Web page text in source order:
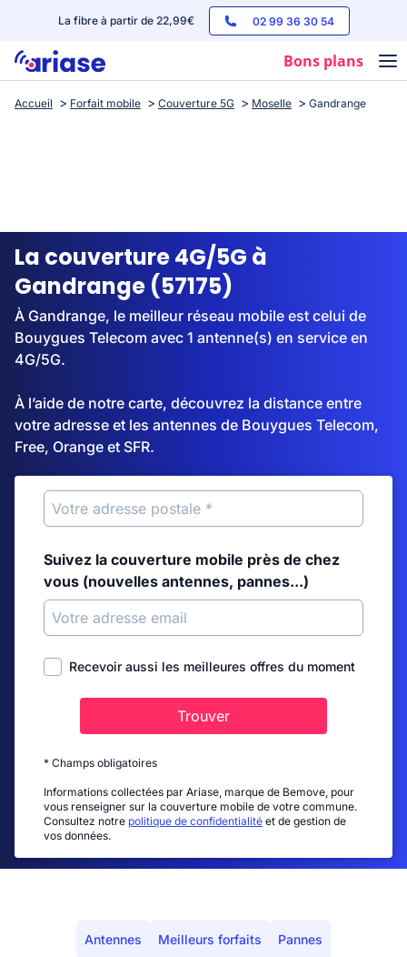
La fibre à partir de 22,99€ 02 99 36 30 54
Bons plans
Box internet
Streaming
Accueil Forfait mobile Couverture 5G Moselle Gandrange
La couverture 4G/5G à
Gandrange (57175)
À Gandrange, le meilleur réseau mobile est celui de
Bouygues Telecom avec 1 antenne(s) en service en
4G/5G.
À l’aide de notre carte, découvrez la distance entre
votre adresse et les antennes de Bouygues Telecom,
Free, Orange et SFR.
Suivez la couverture mobile près de chez
vous (nouvelles antennes, pannes...)
Recevoir aussi les meilleures offres du moment
Trouver
* Champs obligatoires
Informations collectées par Ariase, marque de Bemove, pour
vous renseigner sur la couverture mobile de votre commune.
Consultez notre politique de confidentialité et de gestion de
vos données.
Antennes Meilleurs forfaits Pannes